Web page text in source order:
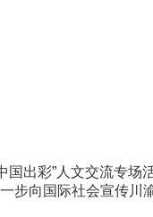
出彩”人文交流专场
向国际社会宣传川